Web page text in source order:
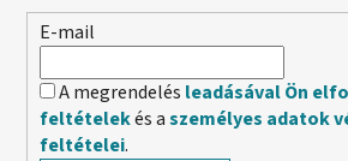
E-mail
A megrendelés leadásával Ön
feltételekés aszemélyes adatok
feltételei.